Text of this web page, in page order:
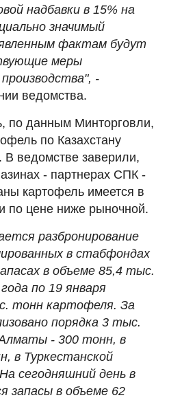
надбавки в 15% на
значимый
фактам будут
меры
-
ведомства.
по данным Минторговли,
по Казахстану
В ведомстве заверили,
- партнерах СПК -
картофель имеется в
по цене ниже рыночной.
разбронирование
в стабфондах
в объеме 85,4 тыс.
по 19 января
тонн картофеля. За
порядка 3 тыс.
- 300 тонн, в
в Туркестанской
сегодняшний день в
запасы в объеме 62